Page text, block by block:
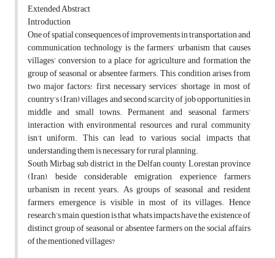
Extended Abstract
Introduction
One of spatial consequences of improvements in transportation and
communication technology is the farmers’ urbanism that causes
villages’ conversion to a place for agriculture and formation the
group of seasonal or absentee farmers. This condition arises from
two major factors: first necessary services’ shortage in most of
country’s (Iran) villages, and second scarcity of job opportunities in
middle and small towns. Permanent and seasonal farmers’
interaction with environmental resources and rural community
isn’t uniform. This can lead to various social impacts that
understanding them is necessary for rural planning.
South Mirbag sub district in the Delfan county, Lorestan province
(Iran), beside considerable emigration, experience farmers
urbanism in recent years. As groups of seasonal and resident
farmers emergence is visible in most of its villages. Hence
research’s main question is that whats impacts have the existence of
distinct group of seasonal or absentee farmers on the social affairs
of the mentioned villages?